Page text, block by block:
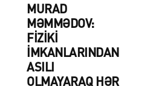
MURAD
MƏMMƏDOV:
FIZIKI
IMKANLARINDAN
ASILI
OLMAYARAQ HƏR